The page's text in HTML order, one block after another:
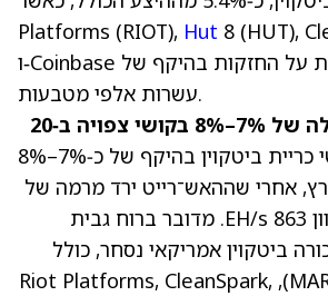
Platforms (RIOT), Hut 8 (HUT),
ו‑Coinbase מדווחות כל אחת על החזקות בהיקף של
עשרות אלפי מטבעות.
כלכלת כרייה: הקלה של 7%–8% בקושי צפויה ב‑20
ירידה בקושי כריית ביטקוין בהיקף של כ‑7%–8%
סביב 20 במרץ, אחרי שההאש־רייט ירד מרמה של
מעל 1.1 ZH/s לכיוון 863 EH/s. מדובר ברוח גבית
ביטקוין אמריקאי נסחר, כולל
, Riot Platforms, CleanSpark,